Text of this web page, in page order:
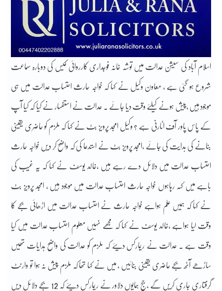
اسلام آباد کی سیشن عدالت میں توشہ خانہ فوجداری کارروائی کیس کی دوبارہ سماعت
شروع ہو گئی ہے ، معاون وکیل نے کہا کہ خواجہ حارث احتساب عدالت میں ہی
موجود ہیں ،پیش ہونے کیلئے وقت دیا جائے ۔ عدالت نے استفسار نے کیا کہ کیا آپ
کے پاس پاور آف اٹارنی ہے ؟ وکیل امجد پرویز بٹ نے کہا کہ ملزم کو حاضری یقینی
بنانے کی ہدایت کی جائے ،امجد پرویز بٹ نے استدعا کی کہ واضح کر دیں خواجہ حارث
احتساب عدالت میں دلائل دے رہے ہیں ،خالد یوسف نے کہا کہ یہ غیب کی
باہے میں کہہ رہاہوں خواجہ حارث احتساب عدالت میں موجود ہیں ، امجد پرویز بٹ
نے کہا کہ ہمیں علم ہواہے خواجہ حارث نے احتساب عدالت میں اڑھائی بجے کا
وقت لیا ہواہے ،خالد یوسف نے کہا کہ مجھے نہیں معلوم احتساب عدالت میں کیا
وقت ہے ۔ عدالت نے ریمارکس دیئے کہ ملزم کو عدالت کی واضح ہدایات تھیں
ساڑھے آٹھ بجے حاضری یقینی بنائیں ، میں نے کہا تھا کہ ملزم پیش نہ ہوا تو وارنٹ
گرفتاری جاری کریں گے ،جج ہمایوں دلاور نے ریمارکس دیئے کہ 12 بجے دلائل دیں